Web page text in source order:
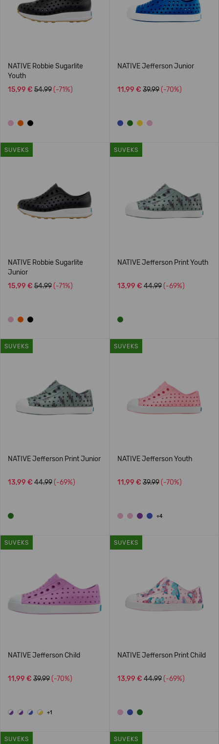
NATIVE Robbie Sugarlite
Youth
15,99 € 54.99 (-71%)
NATIVE Jefferson Junior
11,99 € 39.99 (-70%)
SUVEKS
NATIVE Robbie Sugarlite
Junior
15,99 € 54.99 (-71%)
SUVEKS
NATIVE Jefferson Print Youth
13,99 € 44.99 (-69%)
SUVEKS
NATIVE Jefferson Print Junior
13,99 € 44.99 (-69%)
SUVEKS
NATIVE Jefferson Youth
11,99 € 39.99 (-70%)
+4
SUVEKS
NATIVE Jefferson Child
11,99 € 39.99 (-70%)
+1
SUVEKS
NATIVE Jefferson Print Child
13,99 € 44.99 (-69%)
SUVEKS SUVEKS